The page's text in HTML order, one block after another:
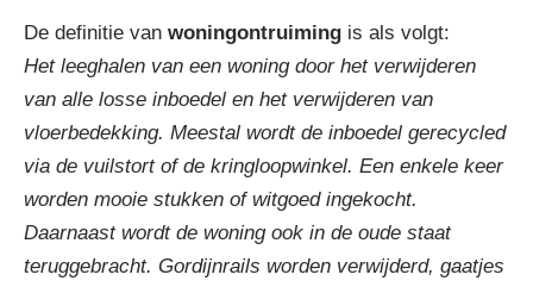
De definitie van woningontruiming is als volgt:
Het leeghalen van een woning door het verwijderen
van alle losse inboedel en het verwijderen van
vloerbedekking. Meestal wordt de inboedel gerecycled
via de vuilstort of de kringloopwinkel. Een enkele keer
worden mooie stukken of witgoed ingekocht.
Daarnaast wordt de woning ook in de oude staat
teruggebracht. Gordijnrails worden verwijderd, gaatjes